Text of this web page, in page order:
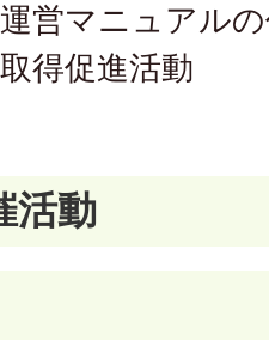
営マニュアル
得促進活動
活動